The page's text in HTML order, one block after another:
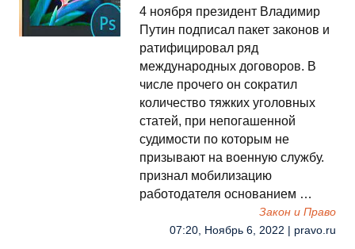
4 ноября президент Владимир
Путин подписал пакет законов и
ратифицировал ряд
международных договоров. В
числе прочего он сократил
количество тяжких уголовных
статей, при непогашенной
судимости по которым не
призывают на военную службу.
признал мобилизацию
работодателя основанием …
Закон и Право
07:20, Ноябрь 6, 2022 | pravo.ru